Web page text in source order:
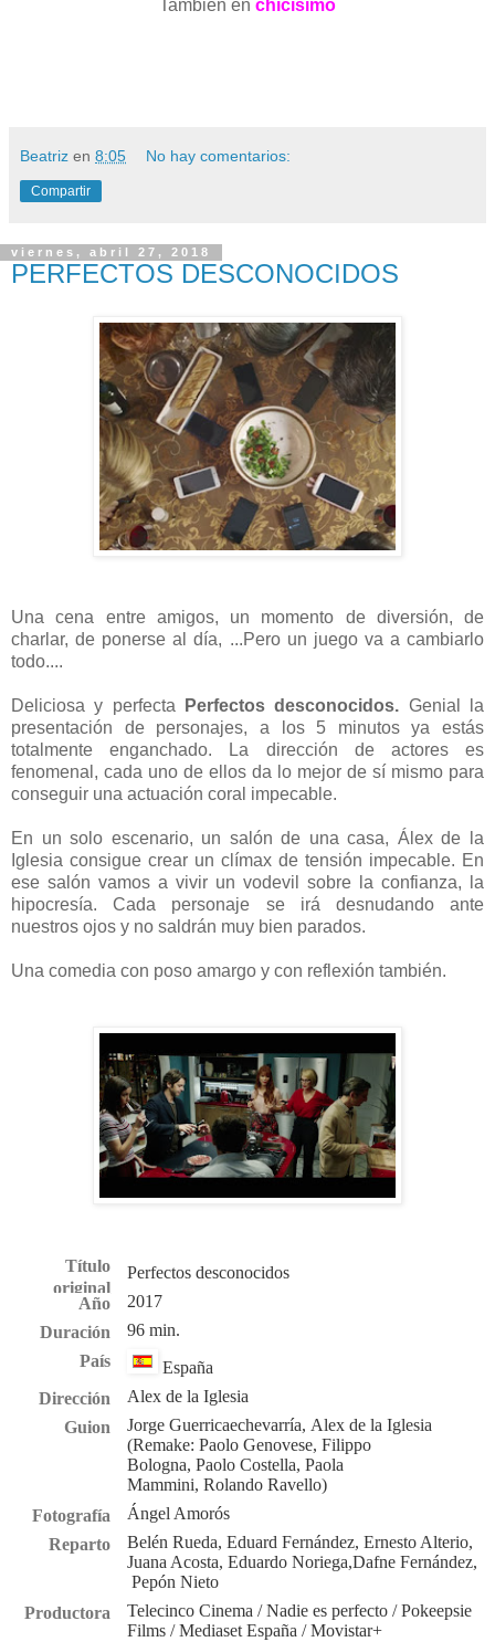
También en chicisimo
Beatriz en 8:05 No hay comentarios:
Compartir
viernes, abril 27, 2018
PERFECTOS DESCONOCIDOS
Una cena entre amigos, un momento de diversión, de
charlar, de ponerse al día, ...Pero un juego va a cambiarlo
todo....
Deliciosa y perfecta Perfectos desconocidos. Genial la
presentación de personajes, a los 5 minutos ya estás
totalmente enganchado. La dirección de actores es
fenomenal, cada uno de ellos da lo mejor de sí mismo para
conseguir una actuación coral impecable.
En un solo escenario, un salón de una casa, Álex de la
Iglesia consigue crear un clímax de tensión impecable. En
ese salón vamos a vivir un vodevil sobre la confianza, la
hipocresía. Cada personaje se irá desnudando ante
nuestros ojos y no saldrán muy bien parados.
Una comedia con poso amargo y con reflexión también.
Título
original
Perfectos desconocidos
Año
2017
Duración
96 min.
País
España
Dirección
Alex de la Iglesia
Guion
Jorge Guerricaechevarría, Alex de la Iglesia
(Remake: Paolo Genovese, Filippo
Bologna, Paolo Costella, Paola
Mammini, Rolando Ravello)
Fotografía
Ángel Amorós
Reparto
Belén Rueda, Eduard Fernández, Ernesto Alterio,
Juana Acosta, Eduardo Noriega,Dafne Fernández,
Pepón Nieto
Productora
Telecinco Cinema / Nadie es perfecto / Pokeepsie
Films / Mediaset España / Movistar+